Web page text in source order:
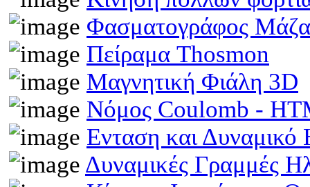
Φασματογράφος
Πείραμα Thosmon
Μαγνητική Φιάλη 3D
Νόμος Coulomb -
Ενταση και
Δυναμικές Γραμμές